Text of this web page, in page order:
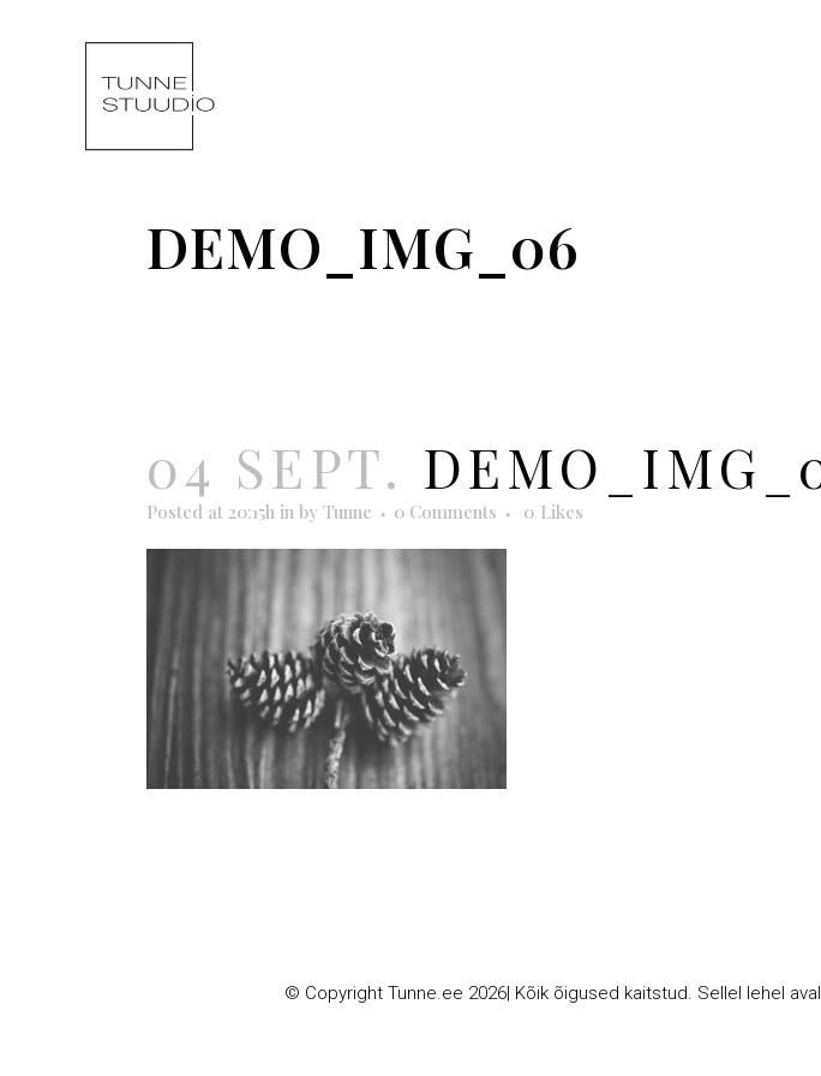
DEMO_IMG_06
04 SEPT.
Posted at 20:15h in by Tunne 0 Comments 0 Likes
© Copyright Tunne.ee 2026| Kõik õigused kaitstud. Sellel lehel